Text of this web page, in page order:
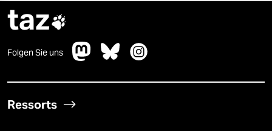
taz
Folgen Sie uns
Ressorts